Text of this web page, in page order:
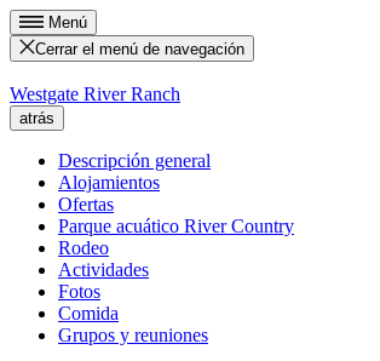
Menú
Cerrar el menú de navegación
Westgate River Ranch
atrás
Descripción general
Alojamientos
Ofertas
Parque acuático River Country
Rodeo
Actividades
Fotos
Comida
Grupos y reuniones